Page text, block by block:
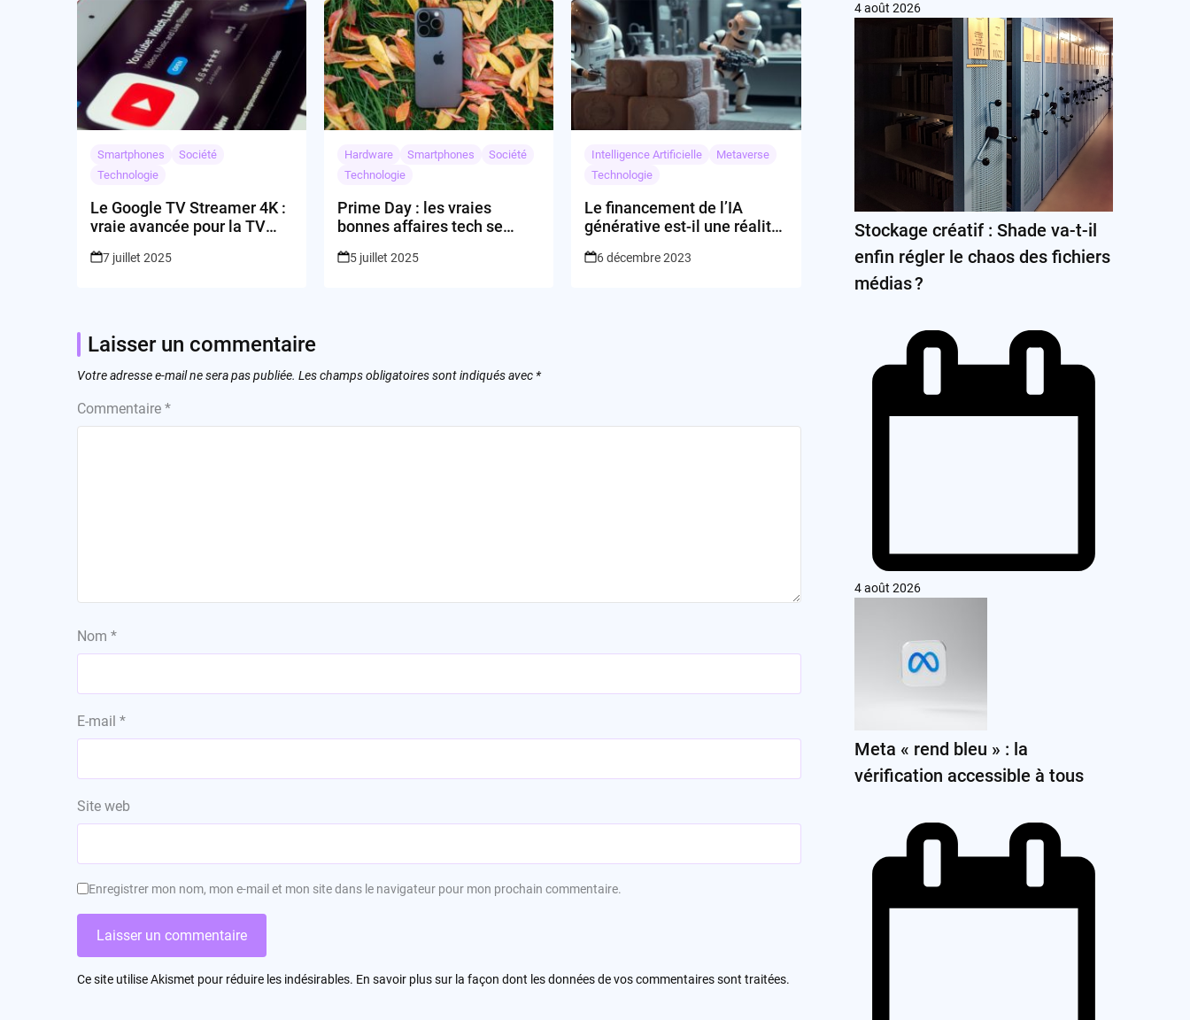
Smartphones
Société
Technologie
Le Google TV Streamer 4K :
vraie avancée pour la TV
marketing ?
7 juillet 2025
Hardware Smartphones
Société
Technologie
Prime Day : les vraies
bonnes affaires tech se
euros ?
5 juillet 2025
Intelligence Artificielle
Metaverse
Technologie
Le financement de l’IA
générative est-il une réalité
6 décembre 2023
Laisser un commentaire
Votre adresse e-mail ne sera pas publiée. Les champs obligatoires sont indiqués avec *
Commentaire *
Nom *
E-mail *
Site web
Enregistrer mon nom, mon e-mail et mon site dans le navigateur pour mon prochain commentaire.
Ce site utilise Akismet pour réduire les indésirables. En savoir plus sur la façon dont les données de vos commentaires sont traitées.
4 août 2026
Stockage créatif : Shade va-t-il
enfin régler le chaos des fichiers
médias ?
4 août 2026
Meta « rend bleu » : la
vérification accessible à tous